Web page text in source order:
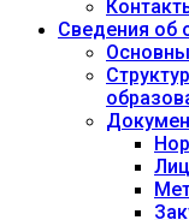
Сведения об